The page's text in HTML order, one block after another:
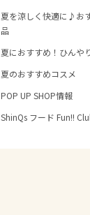
夏を涼しく快適に♪お
品
夏におすすめ！ひんや
夏のおすすめコスメ
POP UP SHOP情報
ShinQs フード Fun!!